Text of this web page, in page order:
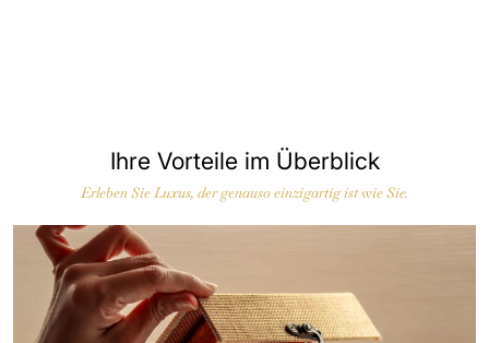
Ihre Vorteile im Überblick
Erleben Sie Luxus, der genauso einzigartig ist wie Sie.